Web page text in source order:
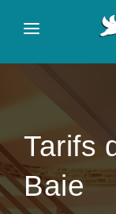
ACCUEIL
À VISITER
CONTACT
Tarifs
Baie